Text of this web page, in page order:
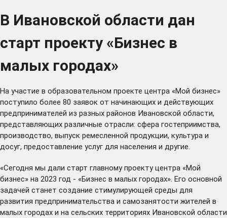
В Ивановской области дан
старт проекту «Бизнес в
малых городах»
На участие в образовательном проекте центра «Мой бизнес»
поступило более 80 заявок от начинающих и действующих
предпринимателей из разных районов Ивановской области,
представляющих различные отрасли: сфера гостеприимства,
производство, выпуск ремесленной продукции, культура и
досуг, предоставление услуг для населения и другие.
«Сегодня мы дали старт главному проекту центра «Мой
бизнес» на 2023 год - «Бизнес в малых городах». Его основной
задачей станет создание стимулирующей среды для
развития предпринимательства и самозанятости жителей в
малых городах и на сельских территориях Ивановской области